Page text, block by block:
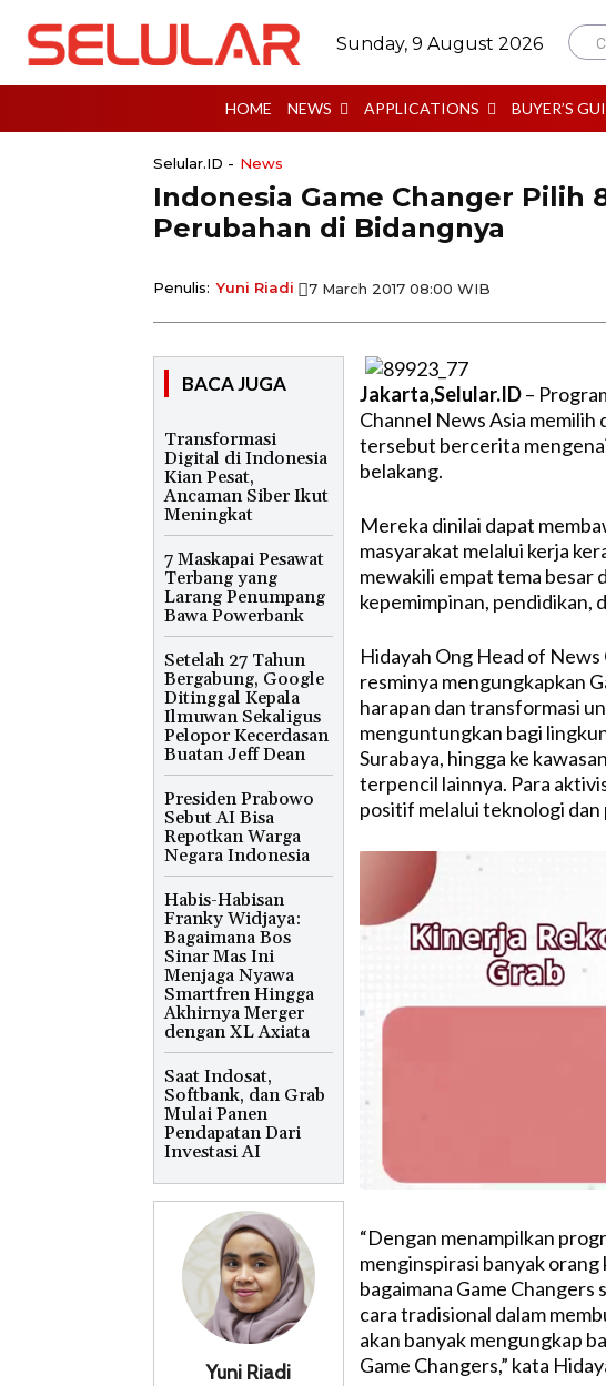
Sunday, 9 August 2026
HOME NEWS APPLICATIONS BUYER’S
Selular.ID - News
Indonesia Game Changer Pilih
Perubahan di Bidangnya
Penulis: Yuni Riadi 7 March 2017 08:00 WIB
BACA JUGA
Transformasi
Digital di Indonesia
Kian Pesat,
Ancaman Siber Ikut
Meningkat
7 Maskapai Pesawat
Terbang yang
Larang Penumpang
Bawa Powerbank
Setelah 27 Tahun
Bergabung, Google
Ditinggal Kepala
Ilmuwan Sekaligus
Pelopor Kecerdasan
Buatan Jeff Dean
Presiden Prabowo
Sebut AI Bisa
Repotkan Warga
Negara Indonesia
Habis-Habisan
Franky Widjaya:
Bagaimana Bos
Sinar Mas Ini
Menjaga Nyawa
Smartfren Hingga
Akhirnya Merger
dengan XL Axiata
Saat Indosat,
Softbank, dan Grab
Mulai Panen
Pendapatan Dari
Investasi AI
Yuni Riadi
Jakarta,Selular.ID–
Channel News Asia
tersebut bercerita
belakang.
Mereka dinilai dapat
masyarakat melalui kerja
mewakili empat tema besar
kepemimpinan, pendidikan,
Hidayah Ong Head of
resminya mengungkapkan
harapan dan transformasi
menguntungkan bagi
Surabaya, hingga ke
terpencil lainnya. Para
positif melalui teknologi
“Dengan menampilkan
menginspirasi banyak
bagaimana Game Changers
cara tradisional dalam
akan banyak mengungkap
Game Changers,” kata